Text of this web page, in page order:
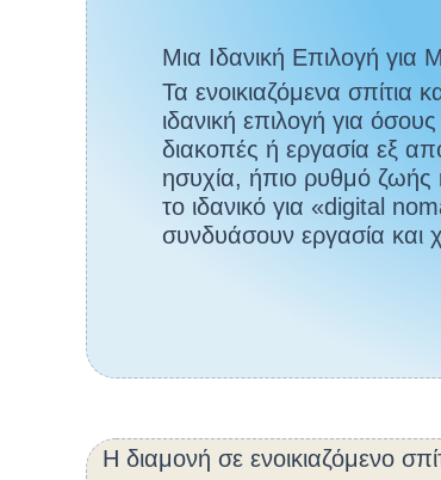
Μια Ιδανική Επιλογή για
Τα ενοικιαζόμενα σπίτια
ιδανική επιλογή για
διακοπές ή εργασία εξ
ησυχία, ήπιο ρυθμό ζωής
το ιδανικό για «digital
συνδυάσουν εργασία και
Η διαμονή σε ενοικιαζόμενο